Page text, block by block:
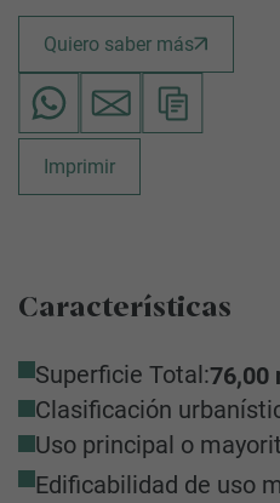
Quiero saber más
Imprimir
Características
Superficie Total:76,00
Clasificación
Uso principal o
Edificabilidad de uso